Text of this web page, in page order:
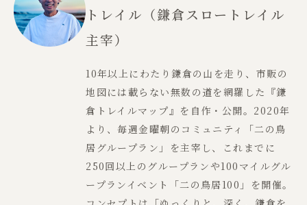
トレイル（鎌倉スロートレイル
主宰）
10年以上にわたり鎌倉の山を走り、市販の
地図には載らない無数の道を網羅した『鎌
倉トレイルマップ』を自作・公開。2020年
より、毎週金曜朝のコミュニティ「二の鳥
居グループラン」を主宰し、これまでに
250回以上のグループランや100マイルグル
ープランイベント「二の鳥居100」を開催。